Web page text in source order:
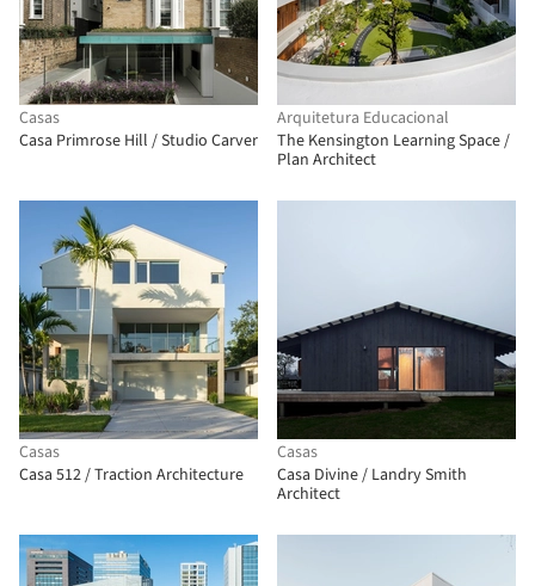
Casas
Casa Primrose Hill / Studio Carver
Arquitetura Educacional
The Kensington Learning Space /
Plan Architect
Casas
Casa 512 / Traction Architecture
Casas
Casa Divine / Landry Smith
Architect